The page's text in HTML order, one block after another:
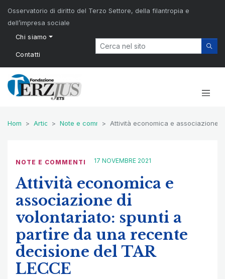
Osservatorio di diritto del Terzo Settore, della filantropia e
dell’impresa sociale
Chi siamo
Contatti
Home Articoli Note e commentiAttività economica e associazione
NOTE E COMMENTI 17 NOVEMBRE 2021
Attività economica e
associazione di
volontariato: spunti a
partire da una recente
decisione del TAR
LECCE